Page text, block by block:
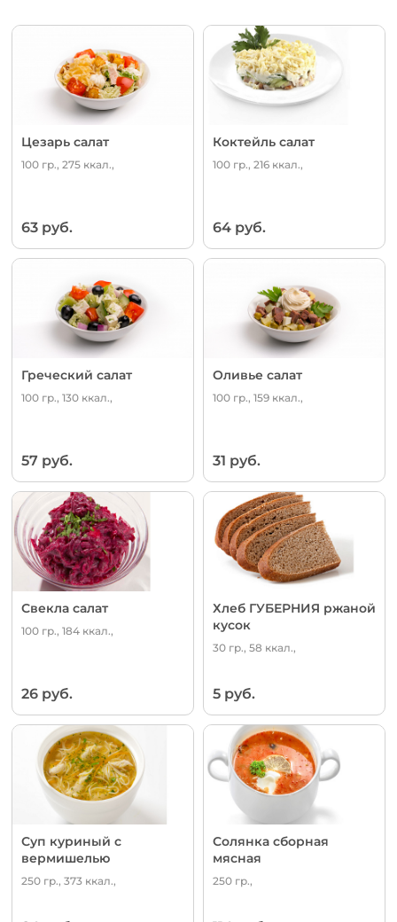
Цезарь салат
100 гр., 275 ккал.,
63 руб.
Коктейль салат
100 гр., 216 ккал.,
64 руб.
Греческий салат
100 гр., 130 ккал.,
57 руб.
Оливье салат
100 гр., 159 ккал.,
31 руб.
Свекла салат
100 гр., 184 ккал.,
26 руб.
Хлеб ГУБЕРНИЯ ржаной
кусок
30 гр., 58 ккал.,
5 руб.
Суп куриный с
вермишелью
250 гр., 373 ккал.,
Солянка сборная
мясная
250 гр.,